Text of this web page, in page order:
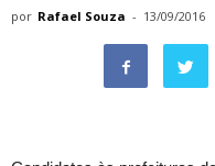
por Rafael Souza - 13/09/2016